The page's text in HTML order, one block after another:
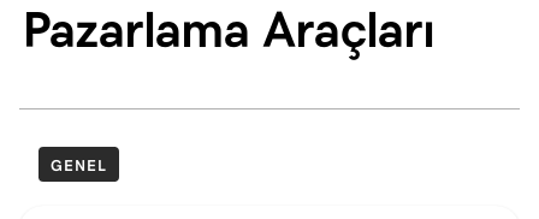
Pazarlama Araçları
GENEL